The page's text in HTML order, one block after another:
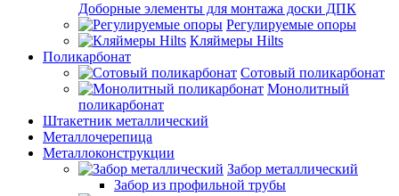
Доборные элементы для монтажа доски ДПК
Регулируемые опоры
Кляймеры Hilts
Поликарбонат
Сотовый поликарбонат
Монолитный
поликарбонат
Штакетник металлический
Металлочерепица
Металлоконструкции
Забор металлический
Забор из профильной трубы